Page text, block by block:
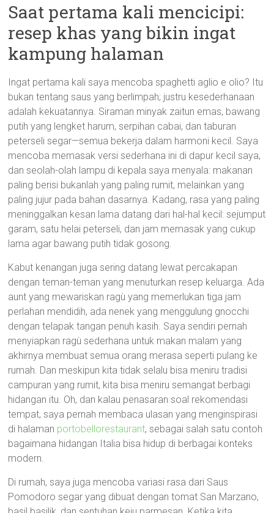
Saat pertama kali mencicipi:
resep khas yang bikin ingat
kampung halaman
Ingat pertama kali saya mencoba spaghetti aglio e olio? Itu
bukan tentang saus yang berlimpah; justru kesederhanaan
adalah kekuatannya. Siraman minyak zaitun emas, bawang
putih yang lengket harum, serpihan cabai, dan taburan
peterseli segar—semua bekerja dalam harmoni kecil. Saya
mencoba memasak versi sederhana ini di dapur kecil saya,
dan seolah-olah lampu di kepala saya menyala: makanan
paling berisi bukanlah yang paling rumit, melainkan yang
paling jujur pada bahan dasarnya. Kadang, rasa yang paling
meninggalkan kesan lama datang dari hal-hal kecil: sejumput
garam, satu helai peterseli, dan jam memasak yang cukup
lama agar bawang putih tidak gosong.
Kabut kenangan juga sering datang lewat percakapan
dengan teman-teman yang menuturkan resep keluarga. Ada
aunt yang mewariskan ragù yang memerlukan tiga jam
perlahan mendidih, ada nenek yang menggulung gnocchi
dengan telapak tangan penuh kasih. Saya sendiri pernah
menyiapkan ragù sederhana untuk makan malam yang
akhirnya membuat semua orang merasa seperti pulang ke
rumah. Dan meskipun kita tidak selalu bisa meniru tradisi
campuran yang rumit, kita bisa meniru semangat berbagi
hidangan itu. Oh, dan kalau penasaran soal rekomendasi
tempat, saya pernah membaca ulasan yang menginspirasi
di halaman portobellorestaurant, sebagai salah satu contoh
bagaimana hidangan Italia bisa hidup di berbagai konteks
modern.
Di rumah, saya juga mencoba variasi rasa dari Saus
Pomodoro segar yang dibuat dengan tomat San Marzano,